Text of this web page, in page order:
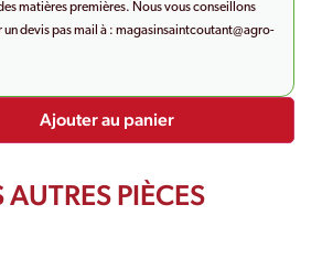
matières premières. Nous vous conseillons
devis pas mail à : magasinsaintcoutant@agro-
Ajouter au panier
AUTRES PIÈCES